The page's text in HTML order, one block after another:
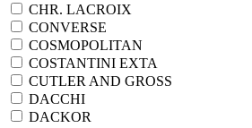
CHR. LACROIX
CONVERSE
COSMOPOLITAN
COSTANTINI EXTA
CUTLER AND GROSS
DACCHI
DACKOR